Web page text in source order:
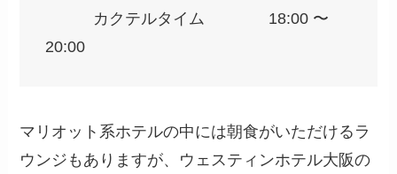
カクテルタイム 18:00 〜
20:00
マリオット系ホテルの中には朝食がいただけるラ
ウンジもありますが、ウェスティンホテル大阪の